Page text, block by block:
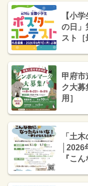
【小
の日」
スト［
甲府市
ク大募
用］
「土
『こ
商品券